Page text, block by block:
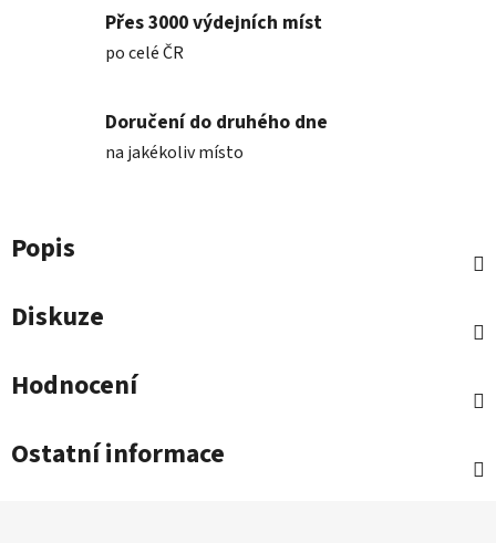
Přes 3000 výdejních míst
po celé ČR
Doručení do druhého dne
na jakékoliv místo
Popis
Diskuze
Hodnocení
Ostatní informace